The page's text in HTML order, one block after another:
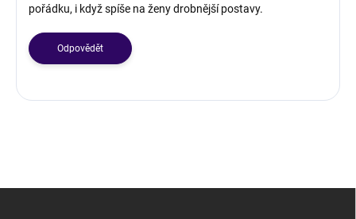
pořádku, i když spíše na ženy drobnější postavy.
Odpovědět